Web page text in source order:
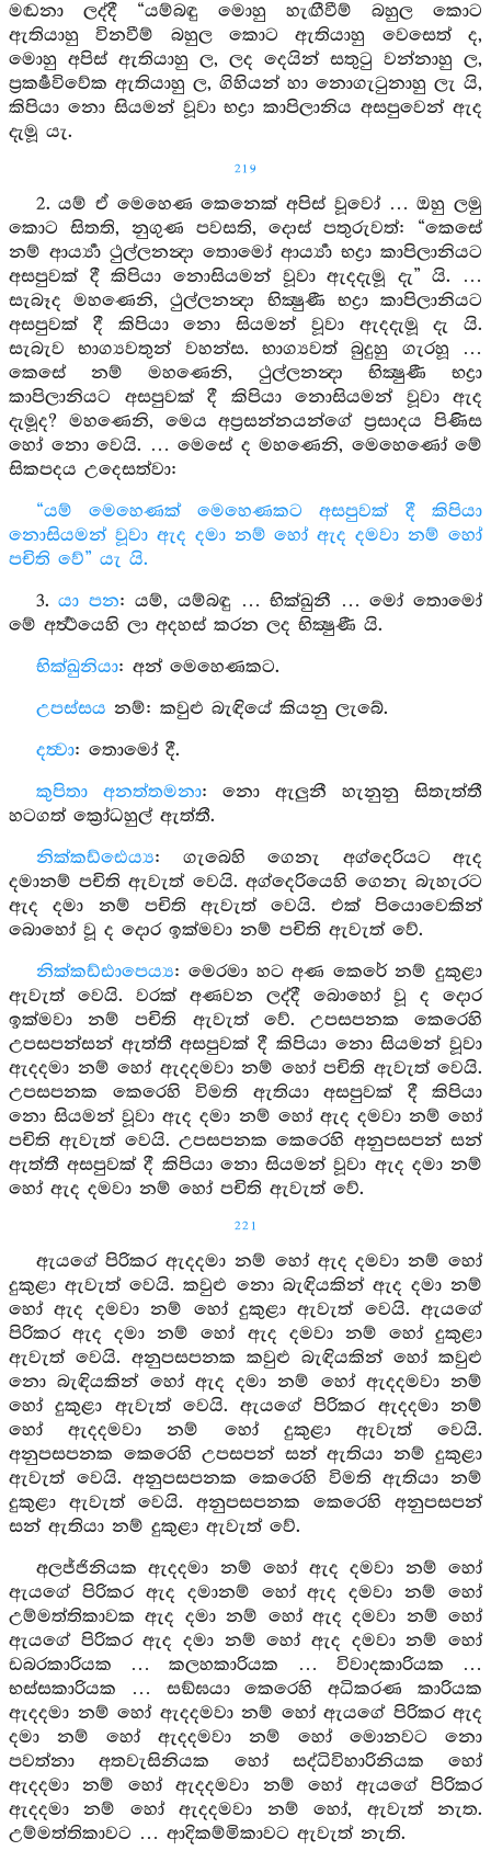
මඬනා ලද්දී “යම්බඳු මොහු හැඟීවීම් බහුල කොට
ඇතියාහු විනවීම් බහුල කොට ඇතියාහු වෙසෙත් ද,
මොහු අපිස් ඇතියාහු ල, ලද දෙයින් සතුටු වන්නාහු ල,
ප්‍රකර්‍ෂවිවේක ඇතියාහු ල, ගිහියන් හා නොගැටුනාහු ලැ යි,
කිපියා නො සියමන් වූවා භද්‍රා කාපිලානිය අසපුවෙන් ඇද
දැමූ යැ.
219
2. යම් ඒ මෙහෙණ කෙනෙක් අපිස් වූවෝ … ඔහු ලමු
කොට සිතති, නුගුණ පවසති, දොස් පතුරුවත්: “කෙසේ
නම් ආර්‍ය්‍යා ථුල්ලනන්‍දා තොමෝ ආර්‍ය්‍යා භද්‍රා කාපිලානියට
අසපුවක් දී කිපියා නොසියමන් වූවා ඇදදැමූ දැ” යි. …
සැබෑද මහණෙනි, ථුල්ලනන්‍දා භික්‍ෂුණී භද්‍රා කාපිලානියට
අසපුවක් දී කිපියා නො සියමන් වූවා ඇදදැමූ දැ යි.
සැබැව භාග්‍යවතුන් වහන්ස. භාග්‍යවත් බුදුහු ගැරහූ …
කෙසේ නම් මහණෙනි, ථුල්ලනන්‍දා භික්‍ෂුණී භද්‍රා
කාපිලානියට අසපුවක් දී කිපියා නොසියමන් වූවා ඇද
දැමූද? මහණෙනි, මෙය අප්‍රසන්නයන්ගේ ප්‍රසාදය පිණිස
හෝ නො වෙයි. … මෙසේ ද මහණෙනි, මෙහෙණෝ මේ
සිකපදය උදෙසත්වා:
“යම් මෙහෙණක් මෙහෙණකට අසපුවක් දී කිපියා
නොසියමන් වූවා ඇද දමා නම් හෝ ඇද දමවා නම් හෝ
පචිති වේ” යැ යි.
3.යා පන: යම්, යම්බඳු … භික්ඛුනී … මෝ තොමෝ
මේ අර්‍ත්‍ථයෙහි ලා අදහස් කරන ලද භික්‍ෂුණී යි.
භික්ඛුනියා: අන් මෙහෙණකට.
උපස්සය නම්: කවුළු බැඳියේ කියනු ලැබේ.
දත්‍වා: තොමෝ දී.
කුපිතා අනත්තමනා: නො ඇලුනී හැනුනු සිතැත්තී
හටගත් ක්‍රෝධහුල් ඇත්තී.
නික්කඩ්ඪෙය්‍ය: ගැබෙහි ගෙනැ අග්දෙරියට ඇද
දමානම් පචිති ඇවැත් වෙයි. අග්දෙරියෙහි ගෙනැ බැහැරට
ඇද දමා නම් පචිති ඇවැත් වෙයි. එක් පියොවෙකින්
බොහෝ වූ ද දොර ඉක්මවා නම් පචිති ඇවැත් වේ.
නික්කඩ්ඪාපෙය්‍ය: මෙරමා හට අණ කෙරේ නම් දුකුළා
ඇවැත් වෙයි. වරක් අණවන ලද්දී බොහෝ වූ ද දොර
ඉක්මවා නම් පචිති ඇවැත් වේ. උපසපනක කෙරෙහි
උපසපන්සන් ඇත්තී අසපුවක් දී කිපියා නො සියමන් වූවා
ඇදදමා නම් හෝ ඇදදමවා නම් හෝ පචිති ඇවැත් වෙයි.
උපසපනක කෙරෙහි විමති ඇතියා අසපුවක් දී කිපියා
නො සියමන් වූවා ඇද දමා නම් හෝ ඇද දමවා නම් හෝ
පචිති ඇවැත් වෙයි. උපසපනක කෙරෙහි අනුපසපන් සන්
ඇත්තී අසපුවක් දී කිපියා නො සියමන් වූවා ඇද දමා නම්
හෝ ඇද දමවා නම් හෝ පචිති ඇවැත් වේ.
221
ඇයගේ පිරිකර ඇදදමා නම් හෝ ඇද දමවා නම් හෝ
දුකුළා ඇවැත් වෙයි. කවුළු නො බැඳියකින් ඇද දමා නම්
හෝ ඇද දමවා නම් හෝ දුකුළා ඇවැත් වෙයි. ඇයගේ
පිරිකර ඇද දමා නම් හෝ ඇද දමවා නම් හෝ දුකුළා
ඇවැත් වෙයි. අනුපසපනක කවුළු බැඳියකින් හෝ කවුළු
නො බැඳියකින් හෝ ඇද දමා නම් හෝ ඇදදමවා නම්
හෝ දුකුළා ඇවැත් වෙයි. ඇයගේ පිරිකර ඇදදමා නම්
හෝ ඇදදමවා නම් හෝ දුකුළා ඇවැත් වෙයි.
අනුපසපනක කෙරෙහි උපසපන් සන් ඇතියා නම් දුකුළා
ඇවැත් වෙයි. අනුපසපනක කෙරෙහි විමති ඇතියා නම්
දුකුළා ඇවැත් වෙයි. අනුපසපනක කෙරෙහි අනුපසපන්
සන් ඇතියා නම් දුකුළා ඇවැත් වේ.
අලජ්ජිනියක ඇදදමා නම් හෝ ඇද දමවා නම් හෝ
ඇයගේ පිරිකර ඇද දමානම් හෝ ඇද දමවා නම් හෝ
උම්මත්තිකාවක ඇද දමා නම් හෝ ඇද දමවා නම් හෝ
ඇයගේ පිරිකර ඇද දමා නම් හෝ ඇද දමවා නම් හෝ
ඩබරකාරියක … කලහකාරියක … විවාදකාරියක …
භස්සකාරියක … සඞ්ඝයා කෙරෙහි අධිකරණ කාරියක
ඇදදමා නම් හෝ ඇදදමවා නම් හෝ ඇයගේ පිරිකර ඇද
දමා නම් හෝ ඇදදමවා නම් හෝ මොනවට නො
පවත්නා අතවැසිනියක හෝ සද්ධිවිහාරිනියක හෝ
ඇදදමා නම් හෝ ඇදදමවා නම් හෝ ඇයගේ පිරිකර
ඇදදමා නම් හෝ ඇදදමවා නම් හෝ, ඇවැත් නැත.
උම්මත්තිකාවට … ආදිකම්මිකාවට ඇවැත් නැති.